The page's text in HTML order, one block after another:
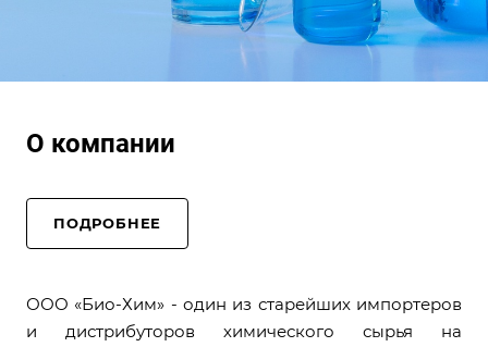
О компании
ПОДРОБНЕЕ
ООО «Био-Хим» - один из старейших импортеров
и дистрибуторов химического сырья на